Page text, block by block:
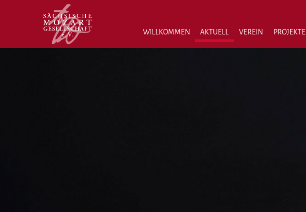
WILLKOMMEN
AKTUELL VEREIN PROJEKTE